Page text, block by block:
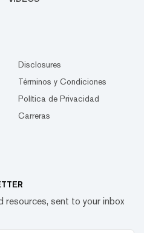
Disclosures
Términos y Condiciones
Política de Privacidad
Carreras
resources, sent to your inbox